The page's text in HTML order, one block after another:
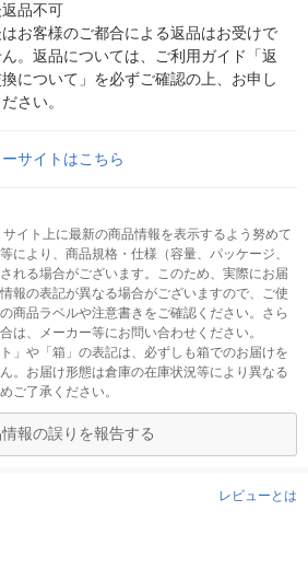
品不可
はお客様のご都合による返品はお受けで
ん。返品については、ご利用ガイド「返
について」を必ずご確認の上、お申し
さい。
サイトはこちら
イト上に最新の商品情報を表示するよう努めて
により、商品規格・仕様（容量、パッケージ、
れる場合がございます。このため、実際にお届
報の表記が異なる場合がございますので、ご使
商品ラベルや注意書きをご確認ください。さら
は、メーカー等にお問い合わせください。
」や「箱」の表記は、必ずしも箱でのお届けを
。お届け形態は倉庫の在庫状況等により異なる
ご了承ください。
報の誤りを報告する
レビューとは